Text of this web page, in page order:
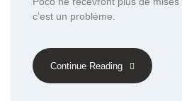
c’est un problème.
Continue Reading